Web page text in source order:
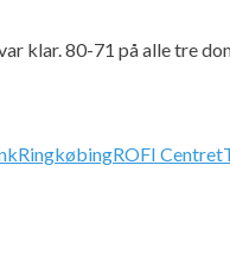
klar. 80-71 på alle tre
RingkøbingROFI Centret